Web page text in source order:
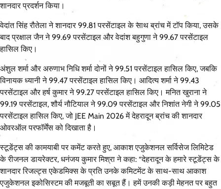
शानदार प्रदर्शन किया।
वेदांत सिंह रौतेला ने शानदार 99.81 परसेंटाइल के साथ ब्रांच में टॉप किया, उसके
बाद प्रक्षाल जैन ने 99.69 परसेंटाइल और वेदांश बहुगुणा ने 99.67 परसेंटाइल
हासिल किए।
अंशुल शर्मा और अरुणाभ निधि शर्मा दोनों ने 99.51 परसेंटाइल हासिल किए, जबकि
विनायक ध्यानी ने 99.47 परसेंटाइल हासिल किए। आदित्य शर्मा ने 99.43
परसेंटाइल और हर्ष कुमार ने 99.27 परसेंटाइल हासिल किए। मनित खुराना ने
99.19 परसेंटाइल, शौर्य नौटियाल ने 99.09 परसेंटाइल और निशांत नेगी ने 99.05
परसेंटाइल हासिल किए, जो JEE Main 2026 में देहरादून ब्रांच की शानदार
ओवरऑल परफॉर्मेंस को दिखाता है।
स्टूडेंट्स की कामयाबी पर कमेंट करते हुए, आकाश एजुकेशनल सर्विसेज लिमिटेड
के रीजनल डायरेक्टर, धनंजय कुमार मिश्रा ने कहा: “देहरादून के हमारे स्टूडेंट्स के
शानदार रिजल्ट्स एकेडमिक्स के प्रति उनके कमिटमेंट के साथ-साथ आकाश
एजुकेशनल इकोसिस्टम की मजबूती का सबूत हैं। हमें उनकी कड़ी मेहनत पर बहुत